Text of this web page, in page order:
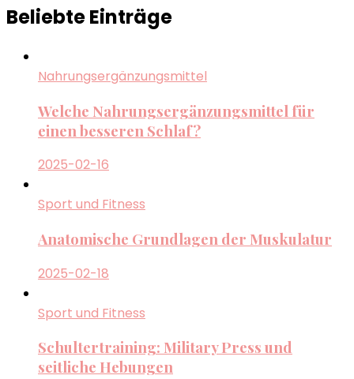
Beliebte Einträge
Nahrungsergänzungsmittel
Welche Nahrungsergänzungsmittel für
einen besseren Schlaf?
2025-02-16
Sport und Fitness
Anatomische Grundlagen der Muskulatur
2025-02-18
Sport und Fitness
Schultertraining: Military Press und
seitliche Hebungen